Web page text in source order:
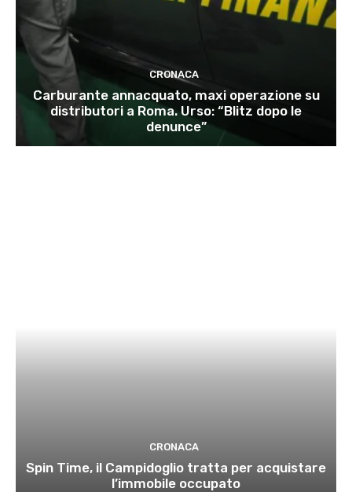
CRONACA
Carburante annacquato, maxi operazione su
distributori a Roma. Urso: “Blitz dopo le
denunce”
CRONACA
Spin Time, il Campidoglio tratta per acquistare
l’immobile occupato